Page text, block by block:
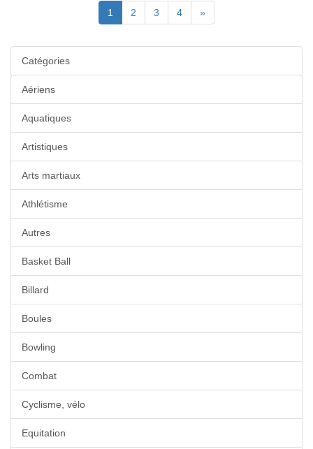
1 (Actuelle)
2 3 4 »Suivante
Catégories
Aériens
Aquatiques
Artistiques
Arts martiaux
Athlétisme
Autres
Basket Ball
Billard
Boules
Bowling
Combat
Cyclisme, vélo
Equitation